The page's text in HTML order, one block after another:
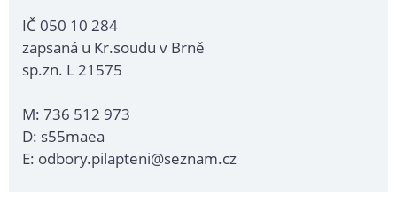
IČ 050 10 284
zapsaná u Kr.soudu v Brně
sp.zn. L 21575
M: 736 512 973
D: s55maea
E: odbory.pilapteni@seznam.cz